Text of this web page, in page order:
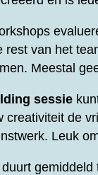
rest van het
Meestal
sessie
creativiteit de
Leuk